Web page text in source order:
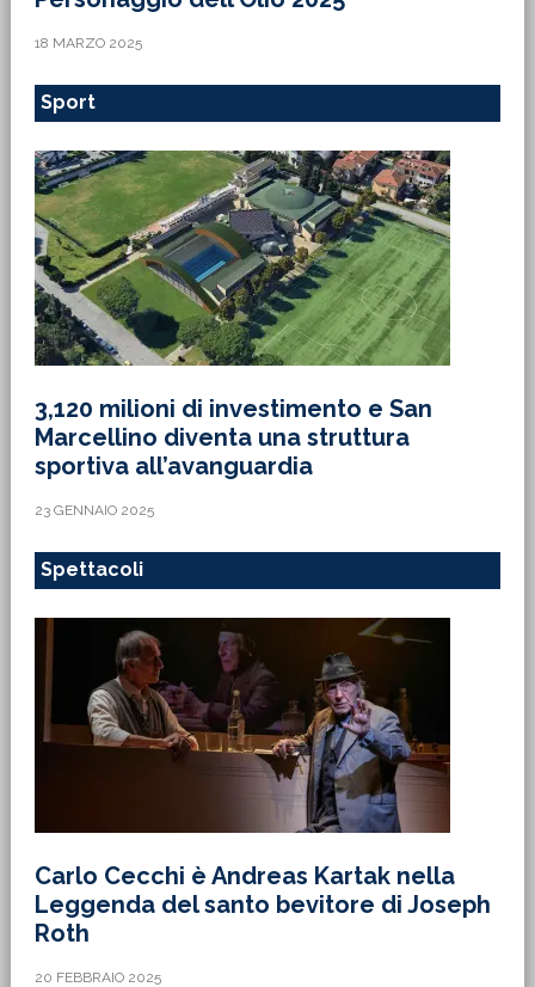
18 MARZO 2025
Sport
3,120 milioni di investimento e San
Marcellino diventa una struttura
sportiva all’avanguardia
23 GENNAIO 2025
Spettacoli
Carlo Cecchi è Andreas Kartak nella
Leggenda del santo bevitore di Joseph
Roth
20 FEBBRAIO 2025